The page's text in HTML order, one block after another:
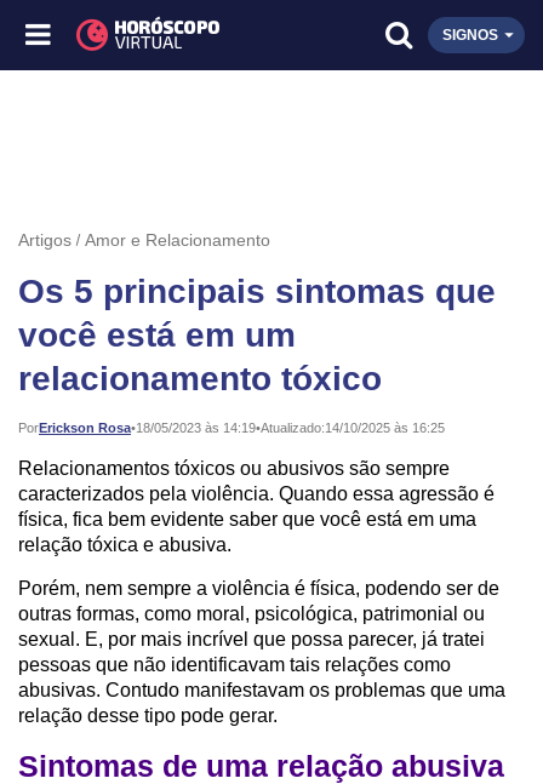
SIGNOS
Artigos Amor e Relacionamento
Os 5 principais sintomas que
você está em um
relacionamento tóxico
PorErickson Rosa•
Publicado: 18/05/2023 às 14:19•Atualizado:14/10/2025 às 16:25
Relacionamentos tóxicos ou abusivos são sempre
caracterizados pela violência. Quando essa agressão é
física, fica bem evidente saber que você está em uma
relação tóxica e abusiva.
Porém, nem sempre a violência é física, podendo ser de
outras formas, como moral, psicológica, patrimonial ou
sexual. E, por mais incrível que possa parecer, já tratei
pessoas que não identificavam tais relações como
abusivas. Contudo manifestavam os problemas que uma
relação desse tipo pode gerar.
Sintomas de uma relação abusiva